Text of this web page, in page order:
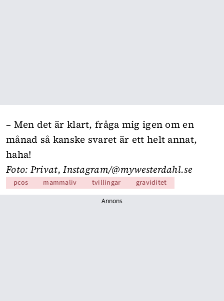
– Men det är klart, fråga mig igen om en
månad så kanske svaret är ett helt annat,
haha!
Foto: Privat, Instagram/@mywesterdahl.se
pcos mammaliv tvillingar graviditet
Annons